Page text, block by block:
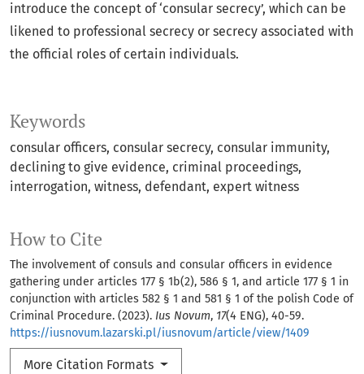
Keywords
consular officers consular secrecy consular immunity
declining to give evidence criminal proceedings
interrogation witness defendant expert witness
How to Cite
The involvement of consuls and consular officers in evidence
gathering under articles 177 § 1b(2), 586 § 1, and article 177 § 1 in
conjunction with articles 582 § 1 and 581 § 1 of the polish Code of
Criminal Procedure. (2023). Ius Novum, 17(4 ENG), 40-59.
https://iusnovum.lazarski.pl/iusnovum/article/view/1409
More Citation Formats
introduce the concept of ‘consular secrecy’, which can be
likened to professional secrecy or secrecy associated with
the official roles of certain individuals.